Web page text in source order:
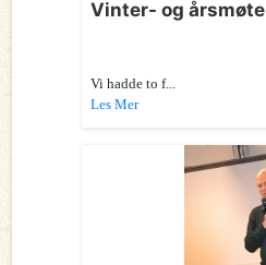
Vinter- og
Vi hadde to f...
Les Mer